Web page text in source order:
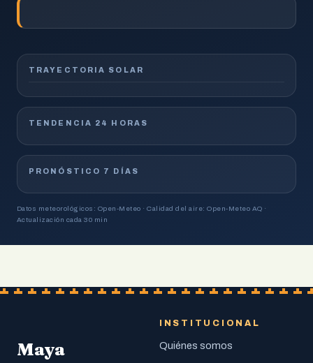
TRAYECTORIA SOLAR
TENDENCIA 24 HORAS
PRONÓSTICO 7 DÍAS
Datos meteorológicos: Open-Meteo · Calidad del aire: Open-Meteo AQ ·
Actualización cada 30 min
Maya
INSTITUCIONAL
Quiénes somos